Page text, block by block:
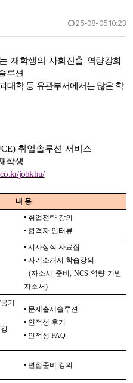
25-08-05 10:23
재학생의 사회진출 역량강화
루션
대학 등 유관부서에서는 많은 학
취업솔루션 서비스
학생
jobkhu/
내 용
• 취업전략 강의
• 합격자 인터뷰
• 시사상식 자료집
• 자기소개서 학습강의
(자소서 준비, NCS 역량 기반
자소서)
기
• 문제출제솔루션
• 인적성 후기
• 인적성 FAQ
• 면접준비 강의